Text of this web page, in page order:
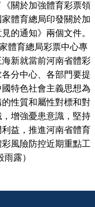
關於加強體育彩票領
體育總局印發關於加
的通知》兩個文件。
體育總局彩票中心專
新就當前河南省體彩
分中心、各部門要提
特色社會主義思想為
性質和屬性對標和對
增強憂患意識，堅持
益，推進河南省體育
風險防控近期重點工
露）